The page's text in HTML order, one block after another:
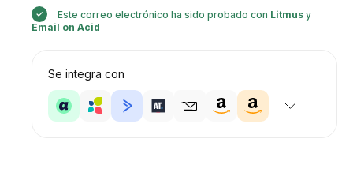
Este correo electrónico ha sido probado con Litmusy
Email on Acid
Se integra con